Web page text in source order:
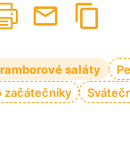
saláty
začátečníky